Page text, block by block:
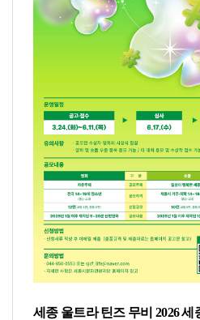
세종 울트라 틴즈 무비 2026 세